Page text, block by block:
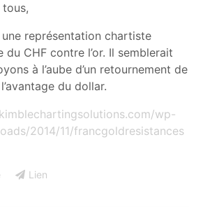
représentation chartiste
du CHF contre l’or. Il semblerait
à l’aube d’un retournement de
du dollar.
wp-
2014/11/francgoldresistances
Lien